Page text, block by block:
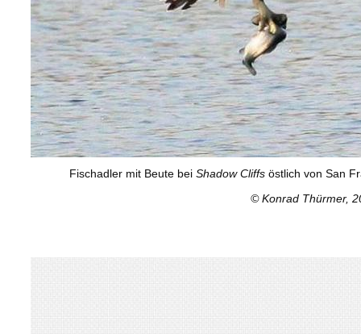
Fischadler mit Beute bei Shadow Cliffs östlich von San
© Konrad Thürmer,